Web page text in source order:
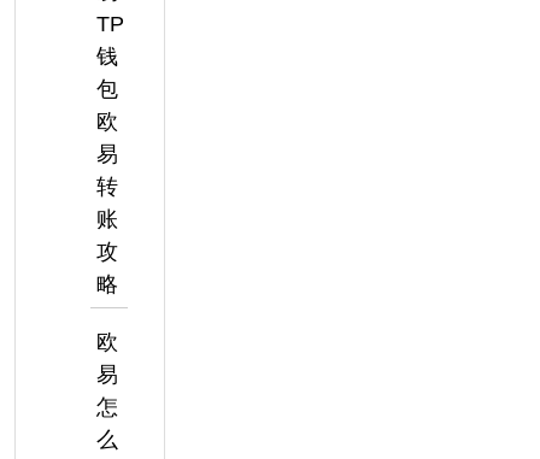
TP
钱
包
欧
易
转
账
攻
略
欧
易
怎
么